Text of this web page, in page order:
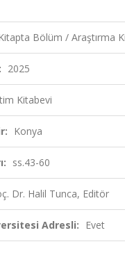
Bölüm / Araştırma
2025
Kitabevi
Konya
ss.43-60
Dr. Halil Tunca, Editör
Adresli: Evet